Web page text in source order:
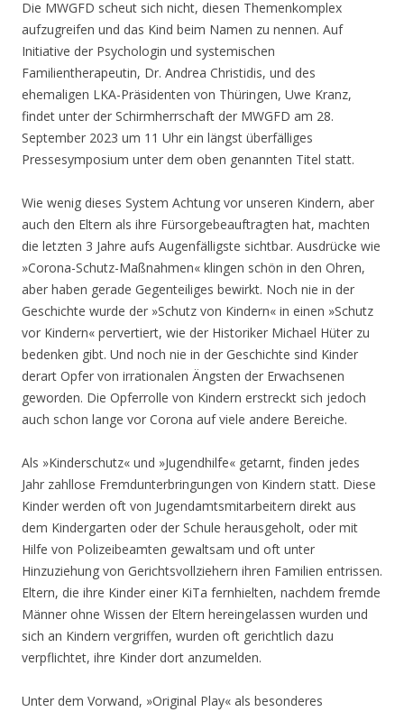
Die MWGFD scheut sich nicht, diesen Themenkomplex
aufzugreifen und das Kind beim Namen zu nennen. Auf
Initiative der Psychologin und systemischen
Familientherapeutin, Dr. Andrea Christidis, und des
ehemaligen LKA-Präsidenten von Thüringen, Uwe Kranz,
findet unter der Schirmherrschaft der MWGFD am 28.
September 2023 um 11 Uhr ein längst überfälliges
Pressesymposium unter dem oben genannten Titel statt.
Wie wenig dieses System Achtung vor unseren Kindern, aber
auch den Eltern als ihre Fürsorgebeauftragten hat, machten
die letzten 3 Jahre aufs Augenfälligste sichtbar. Ausdrücke wie
»Corona-Schutz-Maßnahmen« klingen schön in den Ohren,
aber haben gerade Gegenteiliges bewirkt. Noch nie in der
Geschichte wurde der »Schutz von Kindern« in einen »Schutz
vor Kindern« pervertiert, wie der Historiker Michael Hüter zu
bedenken gibt. Und noch nie in der Geschichte sind Kinder
derart Opfer von irrationalen Ängsten der Erwachsenen
geworden. Die Opferrolle von Kindern erstreckt sich jedoch
auch schon lange vor Corona auf viele andere Bereiche.
Als »Kinderschutz« und »Jugendhilfe« getarnt, finden jedes
Jahr zahllose Fremdunterbringungen von Kindern statt. Diese
Kinder werden oft von Jugendamtsmitarbeitern direkt aus
dem Kindergarten oder der Schule herausgeholt, oder mit
Hilfe von Polizeibeamten gewaltsam und oft unter
Hinzuziehung von Gerichtsvollziehern ihren Familien entrissen.
Eltern, die ihre Kinder einer KiTa fernhielten, nachdem fremde
Männer ohne Wissen der Eltern hereingelassen wurden und
sich an Kindern vergriffen, wurden oft gerichtlich dazu
verpflichtet, ihre Kinder dort anzumelden.
Unter dem Vorwand, »Original Play« als besonderes